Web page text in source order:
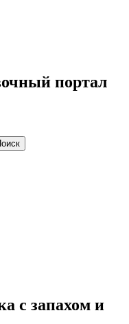
портал
с запахом и